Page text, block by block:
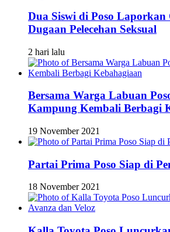
Dua Siswi di Poso
Dugaan Pelecehan Seksual
2 hari lalu
Bersama Warga Labuan
Kampung Kembali Berbagi
19 November 2021
Partai Prima Poso Siap di
18 November 2021